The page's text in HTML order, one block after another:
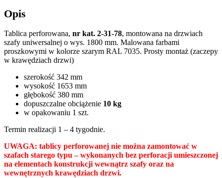
UNIWERSALNEJ
Opis
Tablica perforowana, nr kat. 2-31-78, montowana na drzwiach
szafy uniwersalnej o wys. 1800 mm. Malowana farbami
proszkowymi w kolorze szarym RAL 7035. Prosty montaż (zaczepy
w krawędziach drzwi)
szerokość 342 mm
wysokość 1653 mm
głębokość 380 mm
dopuszczalne obciążenie 10 kg
w opakowaniu 1 szt.
Termin realizacji 1 – 4 tygodnie.
UWAGA: tablicy perforowanej nie można zamontować w
szafach starego typu – wykonanych bez perforacji umieszczonej
na elementach konstrukcji wewnątrz szafy oraz na
wewnętrznych krawędziach drzwi.